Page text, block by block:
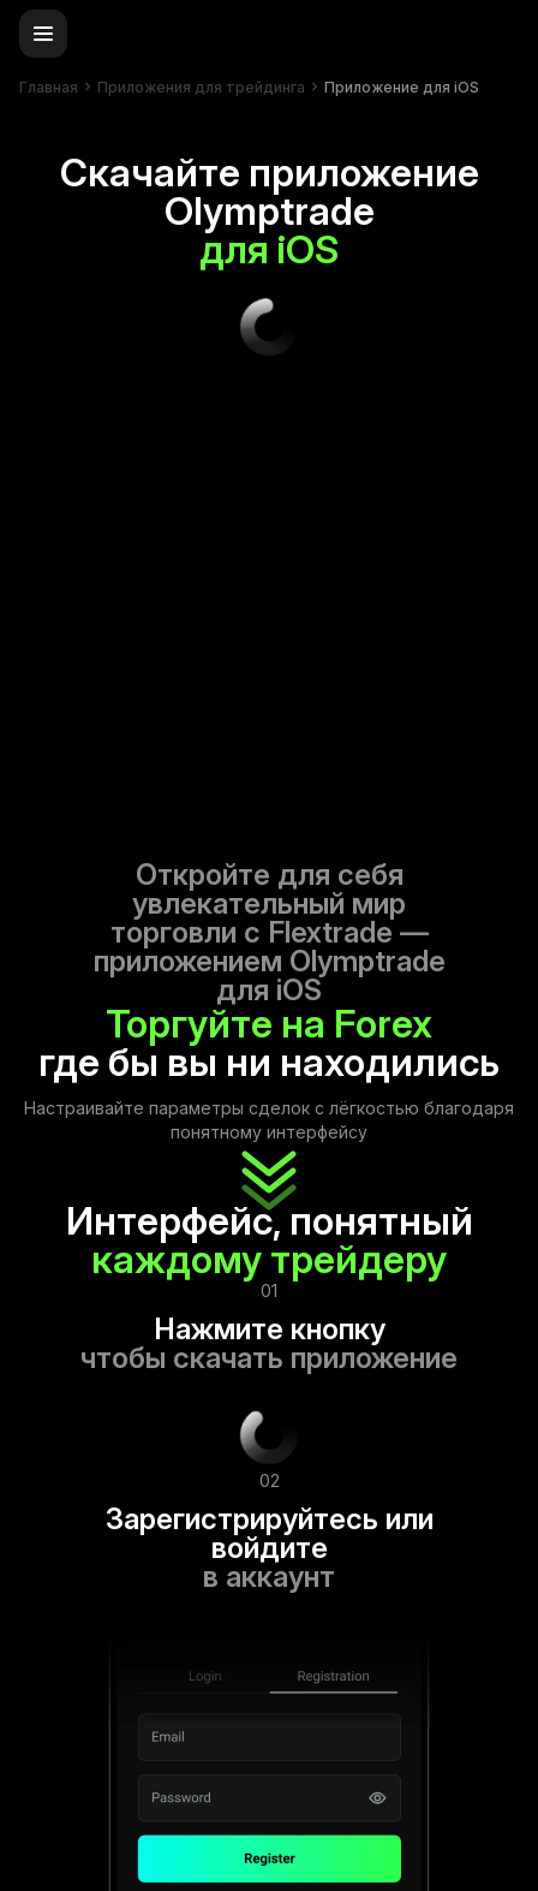
Главная Приложения для трейдинга Приложение для iOS
Скачайте приложение
Olymptrade
для iOS
Откройте для себя
увлекательный мир
торговли с Flextrade —
приложением Olymptrade
для iOS
Торгуйте на Forex
где бы вы ни находились
Настраивайте параметры сделок с лёгкостью благодаря
понятному интерфейсу
Интерфейс, понятный
каждому трейдеру
01
Нажмите кнопку
чтобы скачать приложение
02
Зарегистрируйтесь или
войдите
в аккаунт